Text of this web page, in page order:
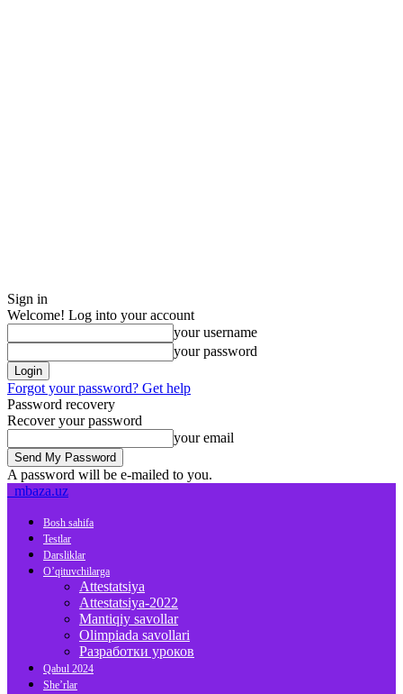
Sign in
Welcome! Log into your account
your username
your password
Forgot your password? Get help
Password recovery
Recover your password
your email
A password will be e-mailed to you.
mbaza.uz
Bosh sahifa
Testlar
Darsliklar
O’qituvchilarga
Attestatsiya
Attestatsiya-2022
Mantiqiy savollar
Olimpiada savollari
Разработки уроков
Qabul 2024
She’rlar